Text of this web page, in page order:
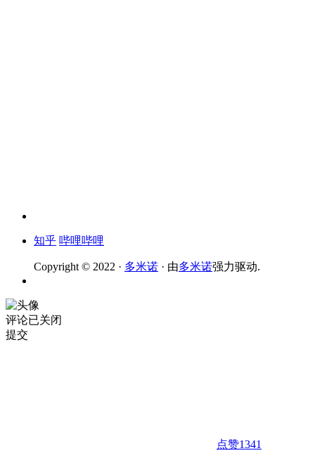
知乎 哔哩哔哩
Copyright © 2022 · 多米诺 · 由多米诺强力驱动.
评论已关闭
提交
点赞1341